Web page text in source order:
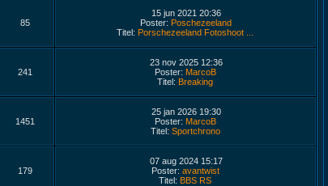
85
15 jun 2021 20:36
Poster: Poschezeeland
Titel: Porschezeeland Fotoshoot ...
241
23 nov 2025 12:36
Poster: MarcoB
Titel: Breaking
1451
25 jan 2026 19:30
Poster: MarcoB
Titel: Sportchrono
179
07 aug 2024 15:17
Poster: avantwist
Titel: BBS RS